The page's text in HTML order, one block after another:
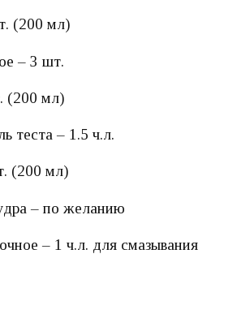
(200 мл)
– 3 шт.
(200 мл)
теста – 1.5 ч.л.
(200 мл)
– по желанию
– 1 ч.л. для смазывания